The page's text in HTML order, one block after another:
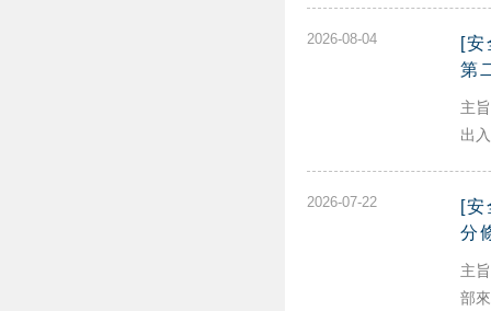
2026-08-04
[安
第
主
出
2026-07-22
[安
分
主
部